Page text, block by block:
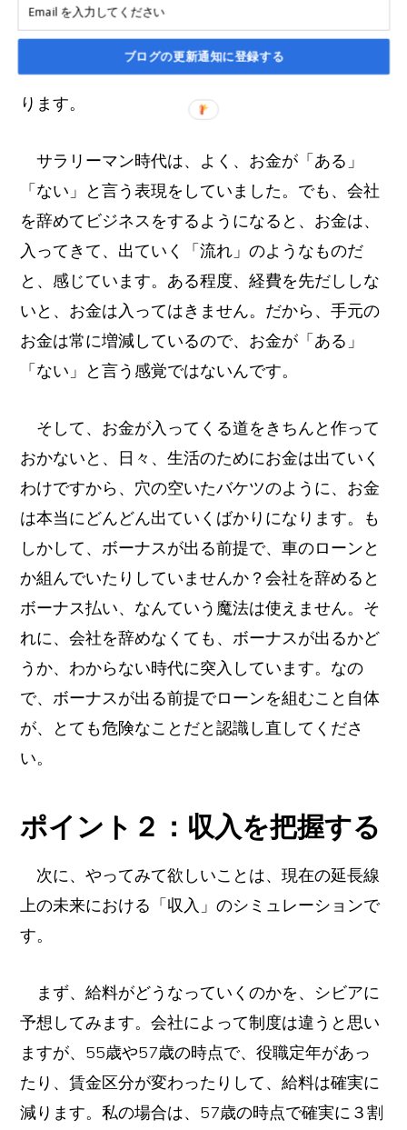
は、「お金」をどうコントロールするかと言うこ
と。収入と支出、この両方を、自分できちんと設
計して、その通りに現実を動かしていく必要があ
ります。
サラリーマン時代は、よく、お金が「ある」
「ない」と言う表現をしていました。でも、会社
を辞めてビジネスをするようになると、お金は、
入ってきて、出ていく「流れ」のようなものだ
と、感じています。ある程度、経費を先だししな
いと、お金は入ってはきません。だから、手元の
お金は常に増減しているので、お金が「ある」
「ない」と言う感覚ではないんです。
そして、お金が入ってくる道をきちんと作って
おかないと、日々、生活のためにお金は出ていく
わけですから、穴の空いたバケツのように、お金
は本当にどんどん出ていくばかりになります。も
しかして、ボーナスが出る前提で、車のローンと
か組んでいたりしていませんか？会社を辞めると
ボーナス払い、なんていう魔法は使えません。そ
れに、会社を辞めなくても、ボーナスが出るかど
うか、わからない時代に突入しています。なの
で、ボーナスが出る前提でローンを組むこと自体
が、とても危険なことだと認識し直してくださ
い。
ポイント２：収入を把握する
次に、やってみて欲しいことは、現在の延長線
上の未来における「収入」のシミュレーションで
す。
まず、給料がどうなっていくのかを、シビアに
予想してみます。会社によって制度は違うと思い
ますが、55歳や57歳の時点で、役職定年があっ
たり、賃金区分が変わったりして、給料は確実に
減ります。私の場合は、57歳の時点で確実に３割
ブログの更新通知に登録する